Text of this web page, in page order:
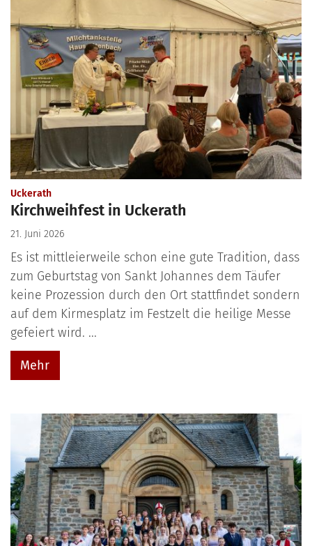
Uckerath:
Kirchweihfest in Uckerath
21. Juni 2026
Es ist mittleierweile schon eine gute Tradition, dass
zum Geburtstag von Sankt Johannes dem Täufer
keine Prozession durch den Ort stattfindet sondern
auf dem Kirmesplatz im Festzelt die heilige Messe
gefeiert wird. ...
Mehr